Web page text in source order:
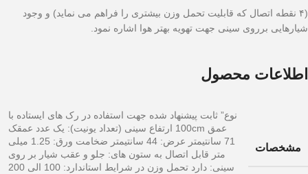
(۴ نقطه اتصال که قابلیت تحمل وزن بیشتری را فراهم می نماید) و وجود
شیارهایی برروی سینی جهت تهویه بهتر هوا اشاره نمود.
اطلاعات محصول
مشخصات
نوع” ثابت پیشنهاد شده جهت استفاده در رک های ایستاده با
عمق 100cm ارتفاع سینی (تعداد یونیت): یک عدد عمقک
71 سانتیمتر عرض: 44 سانتیمتر ضخامت ورق: 1.25 میلی
متر قابل اتصال به ستون های: جلو و عقب شیار بر روی
سینی: دارد تحمل وزن در شرایط استاندارد: 100 الی 200